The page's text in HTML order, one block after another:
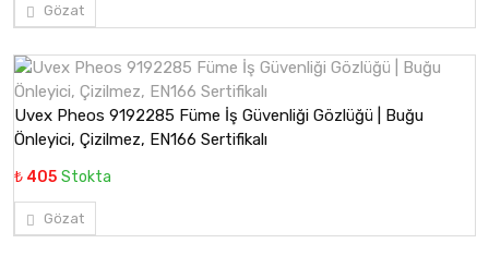
Gözat
Uvex Pheos 9192285 Füme İş Güvenliği Gözlüğü | Buğu
Önleyici, Çizilmez, EN166 Sertifikalı
₺ 405 Stokta
Gözat